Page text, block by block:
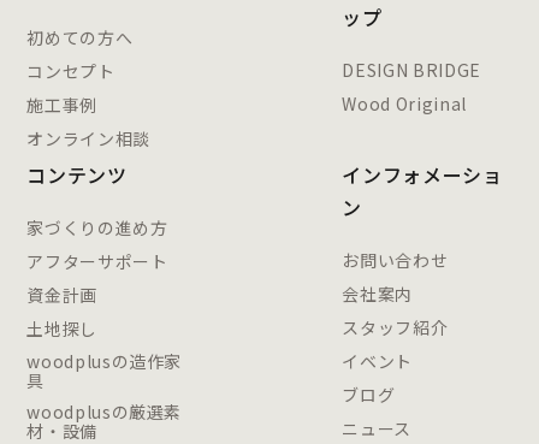
初めての方へ
コンセプト
施工事例
オンライン相談
ップ
DESIGN BRIDGE
Wood Original
コンテンツ
家づくりの進め方
アフターサポート
資金計画
土地探し
woodplusの造作家
具
woodplusの厳選素
材・設備
インフォメーショ
ン
お問い合わせ
会社案内
スタッフ紹介
イベント
ブログ
ニュース